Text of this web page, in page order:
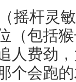
摇杆灵
（包括
人费劲
个会跑